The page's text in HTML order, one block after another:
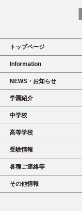
トップページ
Information
NEWS・お知らせ
学園紹介
中学校
高等学校
受験情報
各種ご連絡等
その他情報